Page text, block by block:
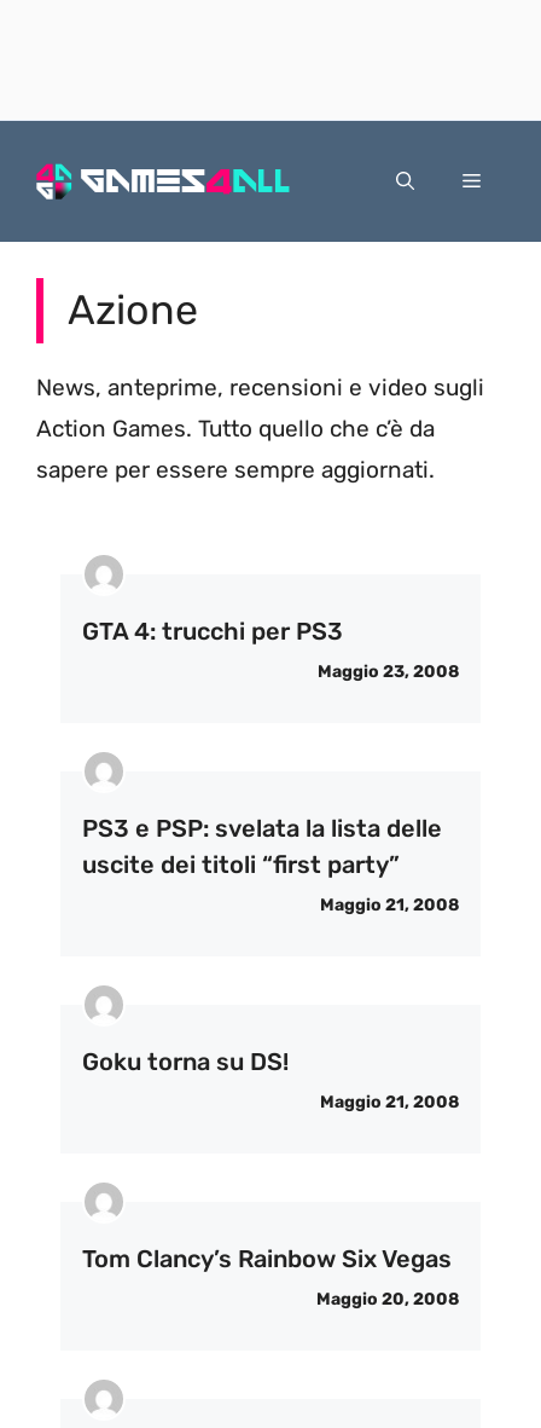
Menu
Azione
News, anteprime, recensioni e video sugli
Action Games. Tutto quello che c’è da
sapere per essere sempre aggiornati.
GTA 4: trucchi per PS3
Maggio 23, 2008
PS3 e PSP: svelata la lista delle
uscite dei titoli “first party”
Maggio 21, 2008
Goku torna su DS!
Maggio 21, 2008
Tom Clancy’s Rainbow Six Vegas
Maggio 20, 2008